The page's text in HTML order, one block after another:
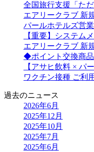
全国旅行支援「た
エアリークラブ 新
パールホテルズ営
【重要】システム
エアリークラブ 新
◆ポイント交換商
【アサヒ飲料 × パ
ワクチン接種 ご利
過去のニュース
2026年6月
2025年12月
2025年10月
2025年7月
2025年6月